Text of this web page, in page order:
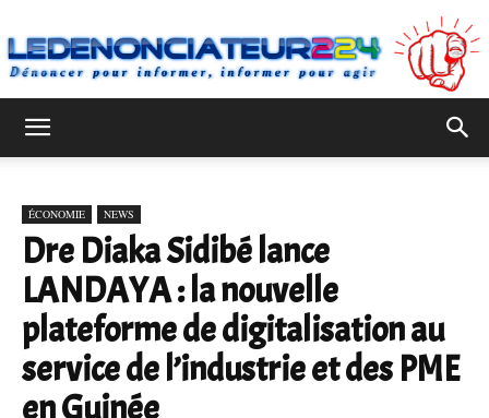
ÉCONOMIE NEWS
Dre Diaka Sidibé lance
LANDAYA : la nouvelle
plateforme de digitalisation au
service de l’industrie et des PME
en Guinée